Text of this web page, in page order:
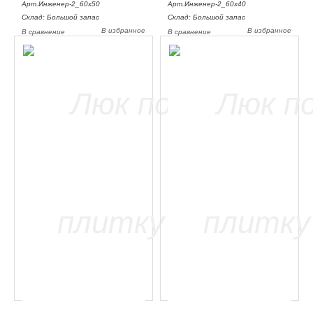
Арт.Инженер-2_60х50
Склад: Большой запас
В избранное
В сравнение
Арт.Инженер-2_60х40
Склад: Большой запас
В избранное
В сравнение